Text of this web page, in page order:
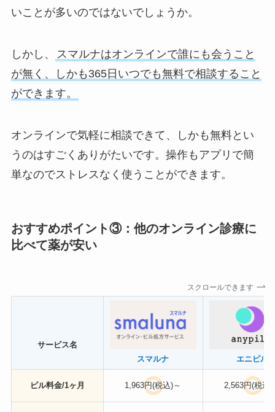
いことが多いのではないでしょうか。
しかし、
スマルナはオンラインで誰にも会うこと
が無く、しかも365日いつでも無料で相談すること
ができます。
オンラインで気軽に相談できて、しかも無料とい
うのはすごくありがたいです。操作もアプリで簡
単なのでストレスなく使うことができます。
おすすめポイント③：他のオンライン診療に
比べて薬が安い
スクロールできます
サービス名
スマルナ
エニピル
ピル料金/1ヶ月 1,963円(税込)～ 2,563円(税込)